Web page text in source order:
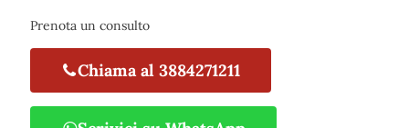
Prenota un consulto
Chiama al 3884271211